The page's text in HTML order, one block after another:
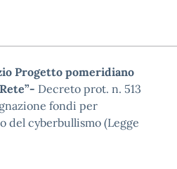
Progetto pomeridiano
Decreto prot. n. 513
fondi per
del cyberbullismo (Legge